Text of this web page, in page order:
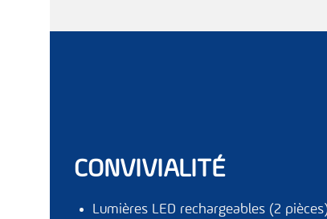
CONVIVIALITÉ
Lumières LED rechargeables (2